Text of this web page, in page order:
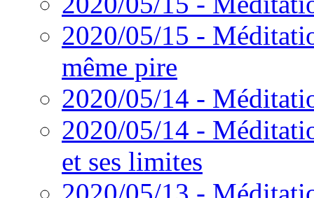
2020/05/15 -
même pire
2020/05/14 -
2020/05/14 -
et ses limites